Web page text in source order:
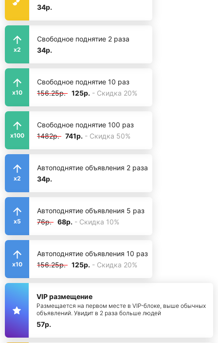
34р.
x2
Свободное поднятие 2 раза
34р.
x10
Свободное поднятие 10 раз
156.25р. 125р. - Скидка 20%
x100
Свободное поднятие 100 раз
1482р. 741р. - Скидка 50%
x2
Автоподнятие объявления 2 раза
34р.
x5
Автоподнятие объявления 5 раз
76р. 68р. - Скидка 10%
x10
Автоподнятие объявления 10 раз
156.25р. 125р. - Скидка 20%
VIP размещение
Размещается на первом месте в VIP-блоке, выше обычных
объявлений. Увидит в 2 раза больше людей
57р.